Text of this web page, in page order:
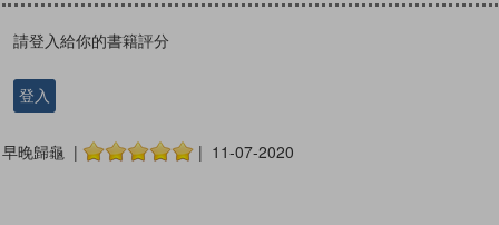
請登入給你的書籍評分
登入
早晚歸龜 | | 11-07-2020